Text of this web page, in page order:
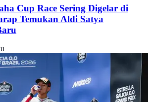
Cup Race Sering Digelar di
Temukan Aldi Satya